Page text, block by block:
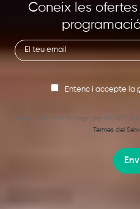
Coneix les
Entenc i accepte la
Aquest lloc està protegit per reCAPTCHA
Termes del